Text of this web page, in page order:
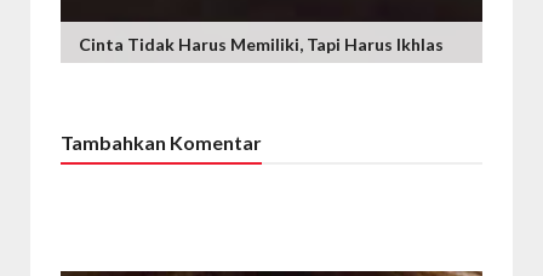
Cinta Tidak Harus Memiliki, Tapi Harus Ikhlas
Tambahkan Komentar